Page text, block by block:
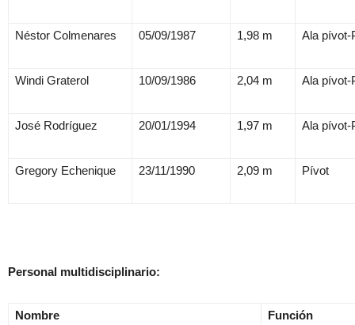
Néstor Colmenares 05/09/1987 1,98 m Ala pívot-
Windi Graterol 10/09/1986 2,04 m Ala pívot-
José Rodríguez 20/01/1994 1,97 m Ala pívot-
Gregory Echenique 23/11/1990 2,09 m Pívot
Personal multidisciplinario:
Nombre Función